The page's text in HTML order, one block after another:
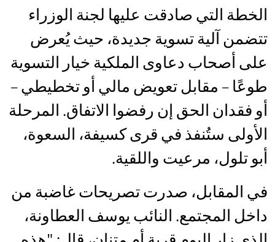
الخطة التي صادقت عليها لجنة الوزراء
تتضمن آلية تسوية جديدة، حيث يُعرض
على أصحاب دعاوى الملكية خيار التسوية
طوعًا – مقابل تعويض مالي أو تخطيطي –
أو فقدان الحق إن رفضوا الاتفاق. المرحلة
الأولى ستُنفذ في قرى كسيفة، السعوة،
أبو تلول، مرعيت واللقية.
في المقابل، صدرت تصريحات غاضبة من
داخل المجتمع. النائب يوسف العطاونة،